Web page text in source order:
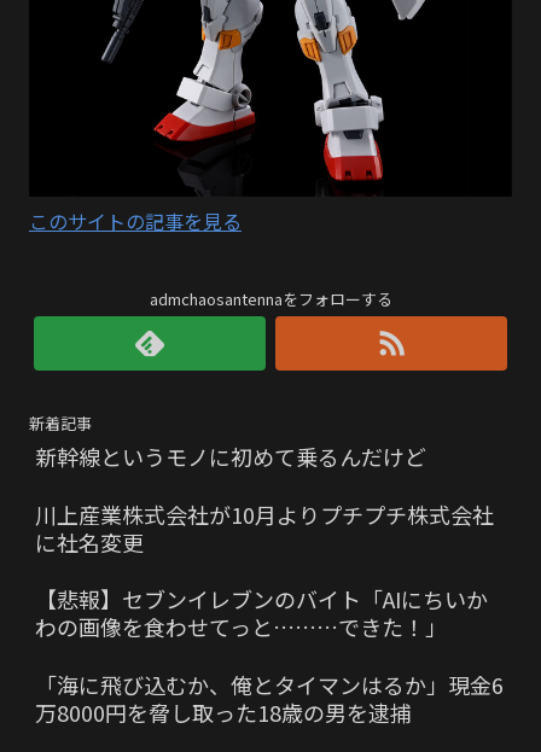
このサイトの記事を見る
admchaosantennaをフォローする
新着記事
新幹線というモノに初めて乗るんだけど
川上産業株式会社が10月よりプチプチ株式会社
に社名変更
【悲報】セブンイレブンのバイト「AIにちいか
わの画像を食わせてっと………できた！」
「海に飛び込むか、俺とタイマンはるか」現金6
万8000円を脅し取った18歳の男を逮捕